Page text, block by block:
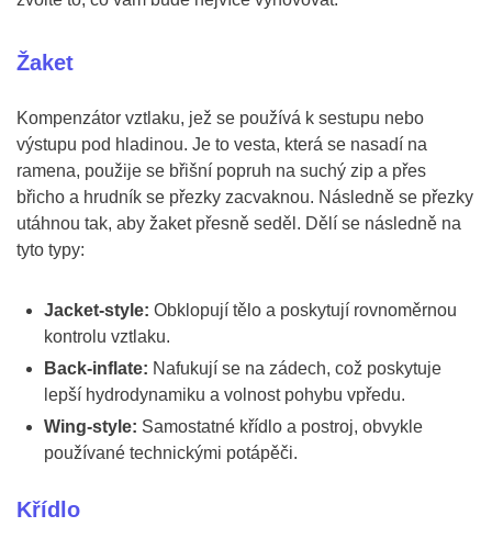
Žaket
Kompenzátor vztlaku, jež se používá k sestupu nebo
výstupu pod hladinou. Je to vesta, která se nasadí na
ramena, použije se břišní popruh na suchý zip a přes
břicho a hrudník se přezky zacvaknou. Následně se přezky
utáhnou tak, aby žaket přesně seděl. Dělí se následně na
tyto typy:
Jacket-style: Obklopují tělo a poskytují rovnoměrnou
kontrolu vztlaku.
Back-inflate: Nafukují se na zádech, což poskytuje
lepší hydrodynamiku a volnost pohybu vpředu.
Wing-style: Samostatné křídlo a postroj, obvykle
používané technickými potápěči.
Křídlo